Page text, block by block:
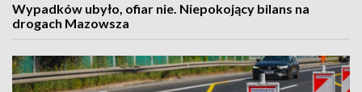
Wypadków ubyło, ofiar nie. Niepokojący bilans na
drogach Mazowsza